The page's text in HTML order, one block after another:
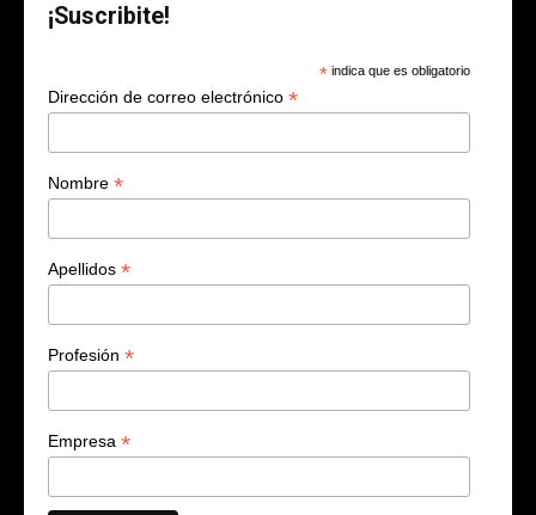
¡Suscribite!
* indica que es obligatorio
Dirección de correo electrónico *
Nombre *
Apellidos *
Profesión *
Empresa *